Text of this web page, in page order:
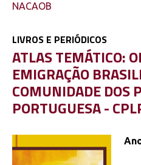
NACAOB
LIVROS E PERIÓDICOS
ATLAS TEMÁTICO:
EMIGRAÇÃO
COMUNIDADE DOS
PORTUGUESA -